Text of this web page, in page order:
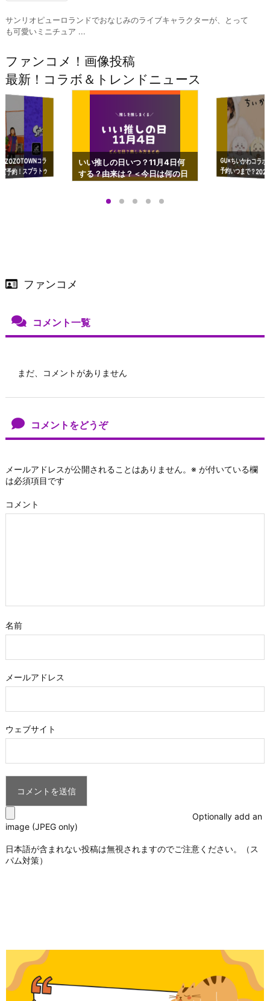
サンリオピューロランドでおなじみのライブキャラクターが、とって
も可愛いミニチュア ...
ファンコメ！画像投稿
最新！コラボ＆トレンドニュース
コラ
予約！スプラトゥ
ップも渋谷Hz
いい推しの日いつ？11月4日何
する？由来は？＜今日は何の日
GU×ちいかわコラ
予約いつまで？
ーチやショルダー
ファンコメ
コメント一覧
まだ、コメントがありません
コメントをどうぞ
メールアドレスが公開されることはありません。 ※ が付いている欄
は必須項目です
コメント
名前
メールアドレス
ウェブサイト
Optionally add an
image (JPEG only)
日本語が含まれない投稿は無視されますのでご注意ください。（ス
パム対策）